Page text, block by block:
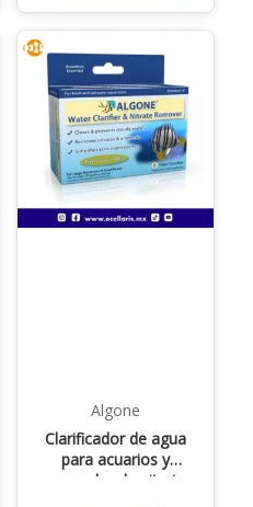
Algone
Clarificador de agua
para acuarios y
removedor de nitratos